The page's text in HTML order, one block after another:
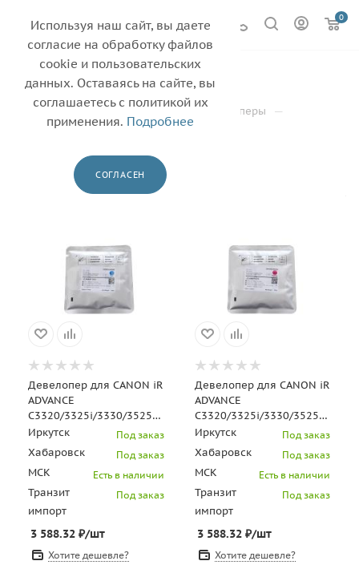
0
CANON 11
Главная — Каталог — Тонеры и девелоперы —
Девелопер — CANON
Девелопер для CANON iR
ADVANCE
C3320/3325i/3330/3525i/3530i
(CET) Cyan, 200г, 240000
стр., CET171012
Иркутск Под заказ
Хабаровск Под заказ
МСК Есть в наличии
Транзит
импорт
Под заказ
3 588.32 ₽/шт
Хотите дешевле?
Девелопер для CANON iR
ADVANCE
C3320/3325i/3330/3525i/3530i
(CET) Magenta, 200г,
240000 стр., CET171
Иркутск Под заказ
Хабаровск Под заказ
МСК Есть в наличии
Транзит
импорт
Под заказ
3 588.32₽/шт
Хотите дешевле?
Используя наш сайт, вы даете
согласие на обработку файлов
cookie и пользовательских
данных. Оставаясь на сайте, вы
соглашаетесь с политикой их
применения. Подробнее
СОГЛАСЕН